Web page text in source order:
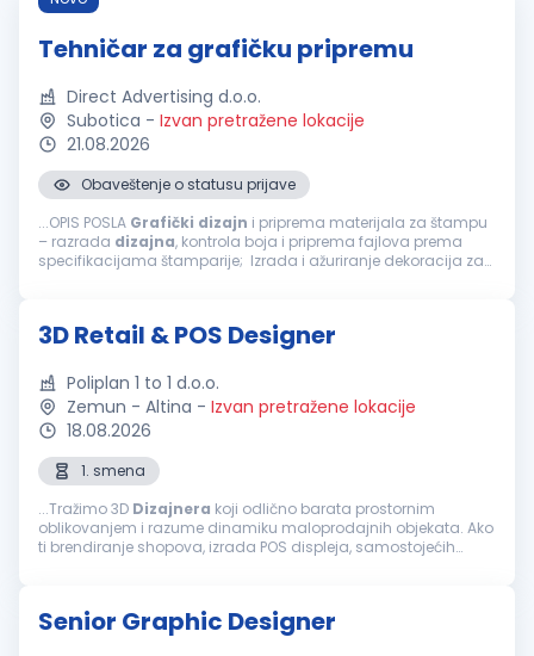
Tehničar za grafičku pripremu
Direct Advertising d.o.o.
Subotica - Izvan pretražene lokacije
21.08.2026
Obaveštenje o statusu prijave
...OPIS POSLA Grafički dizajn i priprema materijala za štampu
– razrada dizajna, kontrola boja i priprema fajlova prema
specifikacijama štamparije; Izrada i ažuriranje dekoracija za
3D Retail & POS Designer
Poliplan 1 to 1 d.o.o.
Zemun - Altina - Izvan pretražene lokacije
18.08.2026
1. smena
...Tražimo 3D Dizajnera koji odlično barata prostornim
oblikovanjem i razume dinamiku maloprodajnih objekata. Ako
ti brendiranje shopova, izrada POS displeja, samostojećih
Senior Graphic Designer